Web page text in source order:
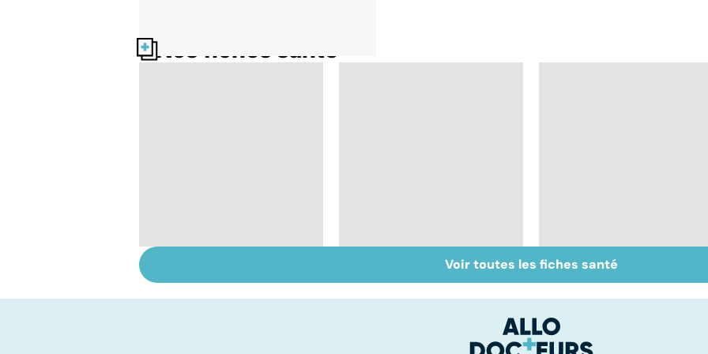
Nos fiches santé
infections
Inflammation des
amygdales : que faire
Suicide : prévenir le
passage à l'acte
Voir toutes les fiches santé